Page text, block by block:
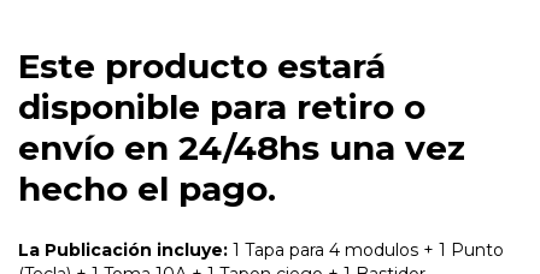
Este producto estará
disponible para retiro o
envío en 24/48hs una vez
hecho el pago.
La Publicación incluye: 1 Tapa para 4 modulos + 1 Punto